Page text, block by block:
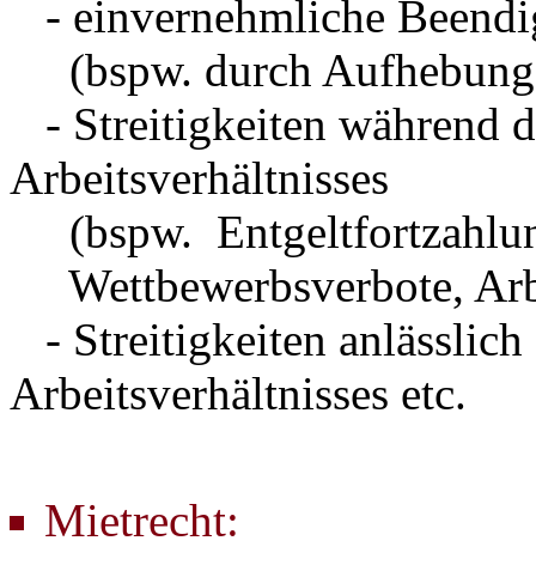
- einvernehmliche
(bspw. durch
- Streitigkeiten während
Arbeitsverhältnisses
(bspw.
Wettbewerbsverbote,
- Streitigkeiten anlässlich
Arbeitsverhältnisses etc.
Mietrecht: